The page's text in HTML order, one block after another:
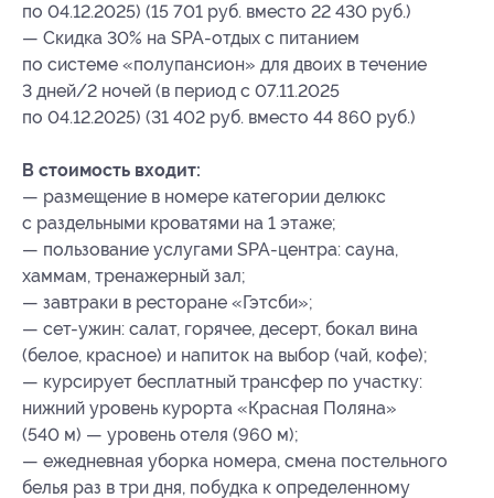
по 04.12.2025) (15 701 руб. вместо 22 430 руб.)
— Скидка 30% на SPA-отдых с питанием
по системе «полупансион» для двоих в течение
3 дней/2 ночей (в период с 07.11.2025
по 04.12.2025) (31 402 руб. вместо 44 860 руб.)
В стоимость входит:
— размещение в номере категории делюкс
с раздельными кроватями на 1 этаже;
— пользование услугами SPA-центра: сауна,
хаммам, тренажерный зал;
— завтраки в ресторане «Гэтсби»;
— сет-ужин: салат, горячее, десерт, бокал вина
(белое, красное) и напиток на выбор (чай, кофе);
— курсирует бесплатный трансфер по участку:
нижний уровень курорта «Красная Поляна»
(540 м) — уровень отеля (960 м);
— ежедневная уборка номера, смена постельного
белья раз в три дня, побудка к определенному